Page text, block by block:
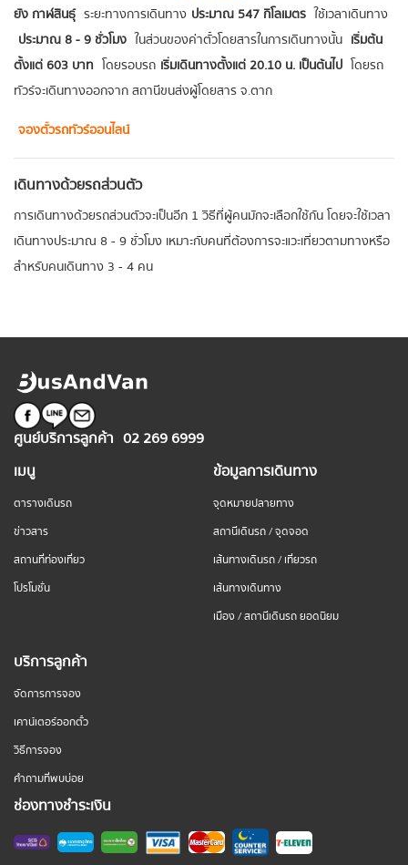
ยัง กาฬสินธุ์ ระยะทางการเดินทาง ประมาณ 547 กิโลเมตร ใช้เวลาเดินทาง
ประมาณ 8 - 9 ชั่วโมง ในส่วนของค่าตั๋วโดยสารในการเดินทางนั้น เริ่มต้น
ตั้งแต่ 603 บาท โดยรอบรถ เริ่มเดินทางตั้งแต่ 20.10 น. เป็นต้นไป โดยรถ
ทัวร์จะเดินทางออกจาก สถานีขนส่งผู้โดยสาร จ.ตาก
จองตั๋วรถทัวร์ออนไลน์
เดินทางด้วยรถส่วนตัว
การเดินทางด้วยรถส่วนตัวจะเป็นอีก 1 วิธีที่ผู้คนมักจะเลือกใช้กัน โดยจะใช้เวลา
เดินทางประมาณ 8 - 9 ชั่วโมง เหมาะกับคนที่ต้องการจะแวะเที่ยวตามทางหรือ
สำหรับคนเดินทาง 3 - 4 คน
ศูนย์บริการลูกค้า 02 269 6999
เมนู
ตารางเดินรถ
ข่าวสาร
สถานที่ท่องเที่ยว
โปรโมชั่น
ข้อมูลการเดินทาง
จุดหมายปลายทาง
สถานีเดินรถ / จุดจอด
เส้นทางเดินรถ / เที่ยวรถ
เส้นทางเดินทาง
เมือง / สถานีเดินรถ ยอดนิยม
บริการลูกค้า
จัดการการจอง
เคาน์เตอร์ออกตั๋ว
วิธีการจอง
คำถามที่พบบ่อย
ช่องทางชำระเงิน